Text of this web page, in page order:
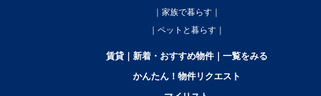
｜家族で暮らす｜
｜ペットと暮らす｜
賃貸｜新着・おすすめ物件｜一覧をみる
かんたん！物件リクエスト